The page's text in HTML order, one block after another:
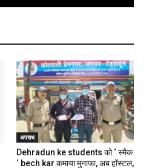
अपराध
Dehradun ke students को ‘ स्मैक
‘ bech kar कमाया मुनाफा, अब हॉस्टल,